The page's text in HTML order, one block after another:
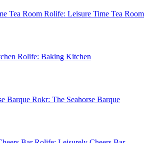
Rolife: Leisure Time Tea Room
Rolife: Baking Kitchen
Rokr: The Seahorse Barque